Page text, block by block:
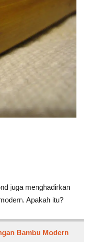
juga menghadirkan
Apakah itu?
Bambu Modern